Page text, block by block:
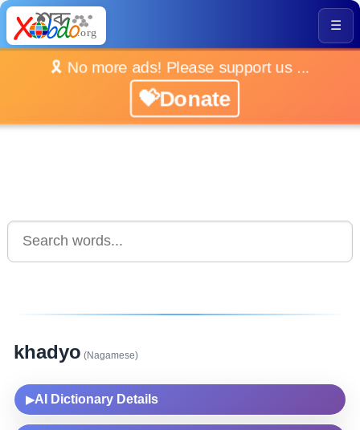
☰
🎗️ No more ads! Please support us ...
💝Donate
khadyo (Nagamese)
▶AI Dictionary Details